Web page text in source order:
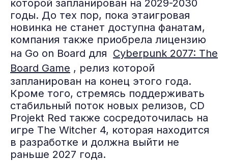
которой запланирован на 2029-2030
годы. До тех пор, пока этаигровая
новинка не станет доступна фанатам,
компания также приобрела лицензию
на Go on Board для Cyberpunk 2077: The
Board Game , релиз которой
запланирован на конец этого года.
Кроме того, стремясь поддерживать
стабильный поток новых релизов, CD
Projekt Red также сосредоточилась на
игре The Witcher 4, которая находится
в разработке и должна выйти не
раньше 2027 года.